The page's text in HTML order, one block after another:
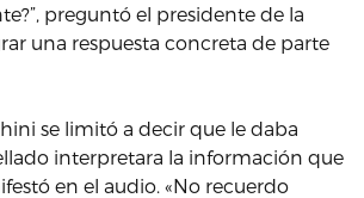
preguntó el presidente de la
una respuesta concreta de parte
se limitó a decir que le daba
interpretara la información que
en el audio. «No recuerdo